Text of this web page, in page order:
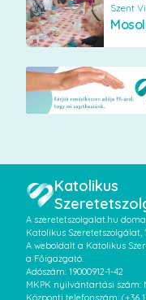
Szent
Katolikus
A szeretetszolgalat.hu
Katolikus Szeretetszolgálat,
A weboldalt a Katolikus
a Főigazgató.
Adószám: 19000912-1-42
MKPK nyilvántartási szám: